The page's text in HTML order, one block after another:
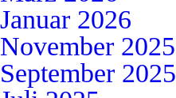
Januar 2026
November 2025
September 2025